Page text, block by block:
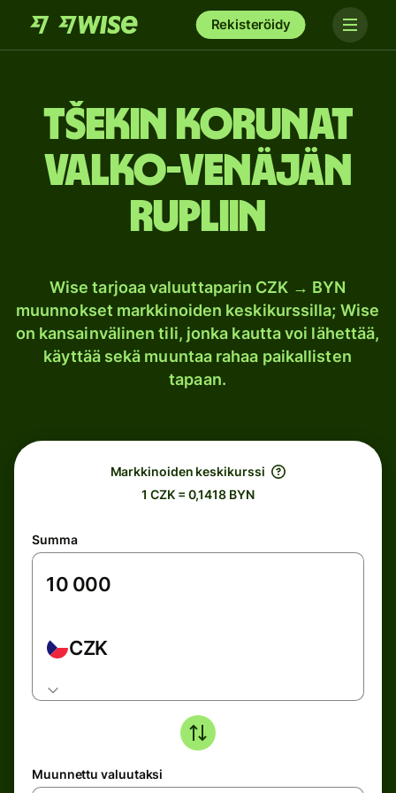
Rekisteröidy
Tšekin korunat
Valko-Venäjän
rupliin
Wise tarjoaa valuuttaparin CZK → BYN
muunnokset markkinoiden keskikurssilla; Wise
on kansainvälinen tili, jonka kautta voi lähettää,
käyttää sekä muuntaa rahaa paikallisten
tapaan.
Markkinoiden keskikurssi
1 CZK = 0,1418 BYN
Summa
CZK
Muunnettu valuutaksi